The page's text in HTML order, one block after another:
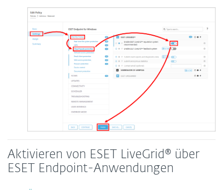
Aktivieren von ESET LiveGrid® über
ESET Endpoint-Anwendungen